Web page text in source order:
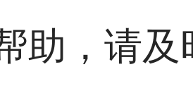
助，请及